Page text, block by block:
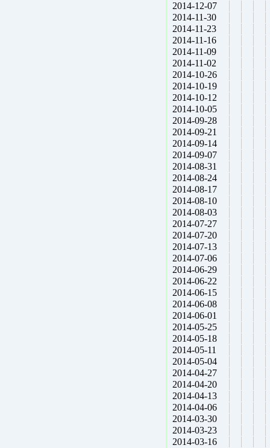
2014-12-07
2014-11-30
2014-11-23
2014-11-16
2014-11-09
2014-11-02
2014-10-26
2014-10-19
2014-10-12
2014-10-05
2014-09-28
2014-09-21
2014-09-14
2014-09-07
2014-08-31
2014-08-24
2014-08-17
2014-08-10
2014-08-03
2014-07-27
2014-07-20
2014-07-13
2014-07-06
2014-06-29
2014-06-22
2014-06-15
2014-06-08
2014-06-01
2014-05-25
2014-05-18
2014-05-11
2014-05-04
2014-04-27
2014-04-20
2014-04-13
2014-04-06
2014-03-30
2014-03-23
2014-03-16